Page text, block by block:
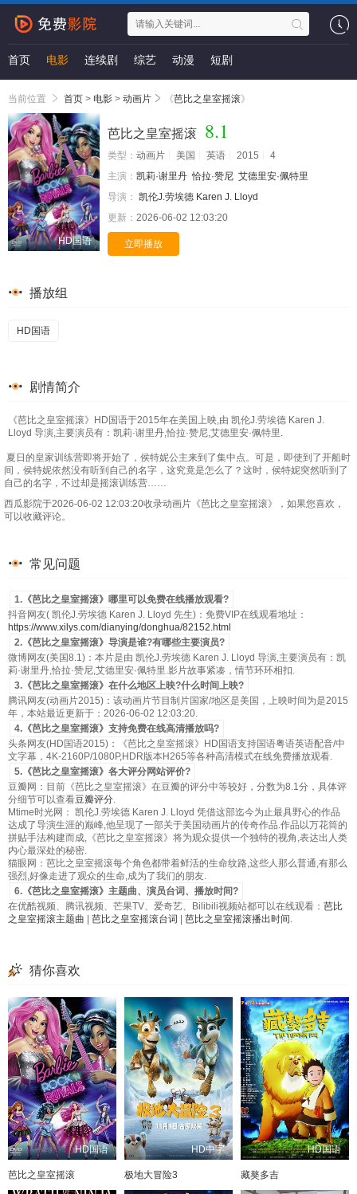
首页 电影 连续剧 综艺 动漫 短剧
当前位置 首页 > 电影 > 动画片 《芭比之皇室摇滚》
HD国语
芭比之皇室摇滚 8.1
类型： 动画片 美国 英语 2015
4
主演： 凯莉·谢里丹 恰拉·赞尼 艾德里安·佩特里
导演： 凯伦J.劳埃德 Karen J. Lloyd
更新： 2026-06-02 12:03:20
立即播放
播放组
HD国语
剧情简介
《芭比之皇室摇滚》HD国语于2015年在美国上映,由 凯伦J.劳埃德 Karen J.
Lloyd 导演,主要演员有：凯莉·谢里丹,恰拉·赞尼,艾德里安·佩特里.
夏日的皇家训练营即将开始了，侯特妮公主来到了集中点。可是，即使到了开船时
间，侯特妮依然没有听到自己的名字，这究竟是怎么了？这时，侯特妮突然听到了
自己的名字，不过却是摇滚训练营……
西瓜影院于2026-06-02 12:03:20收录动画片《芭比之皇室摇滚》，如果您喜欢，
可以收藏评论。
常见问题
1.《芭比之皇室摇滚》哪里可以免费在线播放观看?
抖音网友( 凯伦J.劳埃德 Karen J. Lloyd 先生)：免费VIP在线观看地址：
https://www.xilys.com/dianying/donghua/82152.html
2.《芭比之皇室摇滚》导演是谁?有哪些主要演员?
微博网友(美国8.1)：本片是由 凯伦J.劳埃德 Karen J. Lloyd 导演,主要演员有：凯
莉·谢里丹,恰拉·赞尼,艾德里安·佩特里.影片故事紧凑，情节环环相扣.
3.《芭比之皇室摇滚》在什么地区上映?什么时间上映?
腾讯网友(动画片2015)：该动画片节目制片国家/地区是美国，上映时间为是2015
年，本站最近更新于：2026-06-02 12:03:20.
4.《芭比之皇室摇滚》支持免费在线高清播放吗?
头条网友(HD国语2015)：《芭比之皇室摇滚》HD国语支持国语粤语英语配音/中
文字幕，4K-2160P/1080P,HDR版本H265等各种高清模式在线免费播放观看.
5.《芭比之皇室摇滚》各大评分网站评价?
豆瓣网：目前《芭比之皇室摇滚》在豆瓣的评分中等较好，分数为8.1分，具体评
分细节可以查看豆瓣评分.
Mtime时光网： 凯伦J.劳埃德 Karen J. Lloyd 凭借这部迄今为止最具野心的作品
达成了导演生涯的巅峰,他呈现了一部关于美国动画片的传奇作品.作品以万花筒的
拼贴手法构建而成,《芭比之皇室摇滚》将为观众提供一个独特的视角,表达出人类
内心最深处的秘密.
猫眼网：芭比之皇室摇滚每个角色都带着鲜活的生命纹路,这些人那么普通,有那么
强烈,好像走进了观众的生命,成为了我们的朋友.
6.《芭比之皇室摇滚》主题曲、演员台词、播放时间?
在优酷视频、腾讯视频、芒果TV、爱奇艺、Bilibili视频站都可以在线观看： 芭比
之皇室摇滚主题曲
芭比之皇室摇滚台词 芭比之皇室摇滚播出时间 .
猜你喜欢
HD国语
芭比之皇室摇滚
HD中字
极地大冒险3
HD国语
藏獒多吉